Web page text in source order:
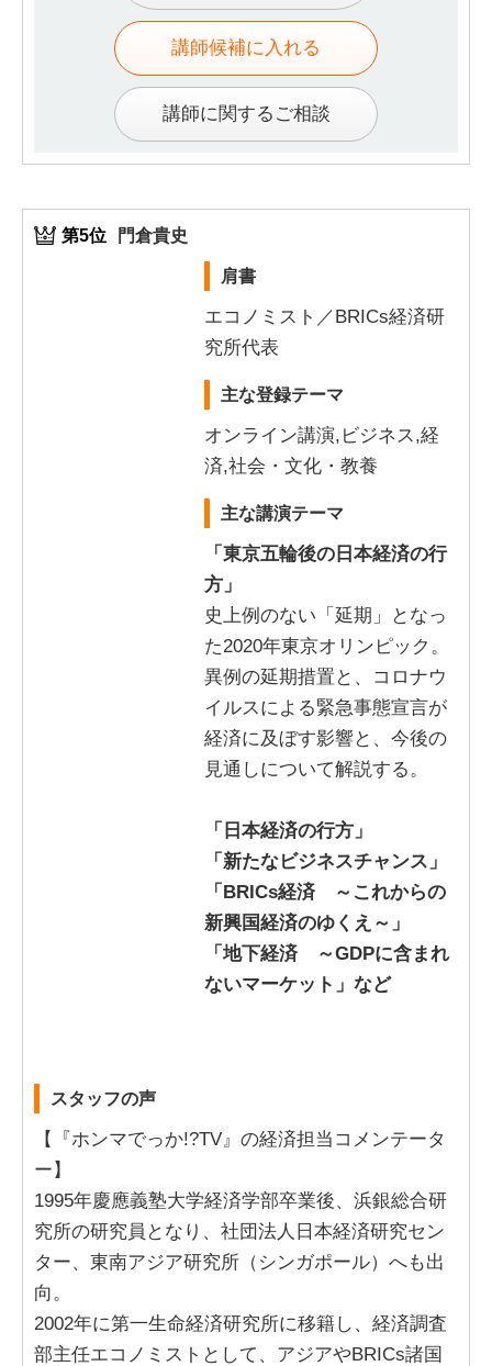
講師候補に入れる
講師に関するご相談
第5位 門倉貴史
肩書
エコノミスト／BRICs経済研
究所代表
主な登録テーマ
オンライン講演,ビジネス,経
済,社会・文化・教養
主な講演テーマ
「東京五輪後の日本経済の行
方」
史上例のない「延期」となっ
た2020年東京オリンピック。
異例の延期措置と、コロナウ
イルスによる緊急事態宣言が
経済に及ぼす影響と、今後の
見通しについて解説する。
「日本経済の行方」
「新たなビジネスチャンス」
「BRICs経済 ～これからの
新興国経済のゆくえ～」
「地下経済 ～GDPに含まれ
ないマーケット」など
スタッフの声
【『ホンマでっか!?TV』の経済担当コメンテータ
ー】
1995年慶應義塾大学経済学部卒業後、浜銀総合研
究所の研究員となり、社団法人日本経済研究セン
ター、東南アジア研究所（シンガポール）へも出
向。
2002年に第一生命経済研究所に移籍し、経済調査
部主任エコノミストとして、アジアやBRICs諸国